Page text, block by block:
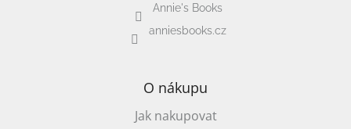
Annie's Books
anniesbooks.cz
O nákupu
Jak nakupovat